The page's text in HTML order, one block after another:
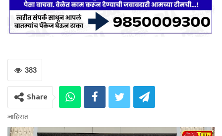
383
Share
जाहिरात
Video